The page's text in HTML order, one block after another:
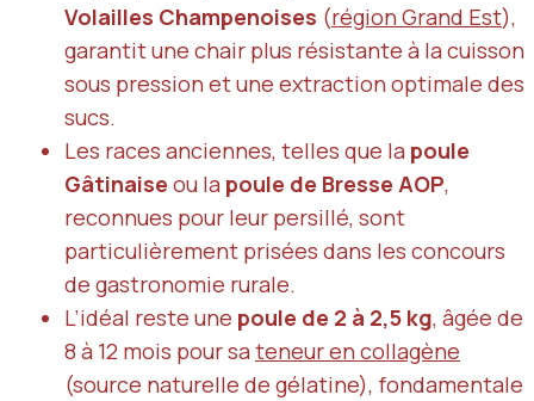
Volailles Champenoises (région Grand Est),
garantit une chair plus résistante à la cuisson
sous pression et une extraction optimale des
sucs.
Les races anciennes, telles que la poule
Gâtinaise ou la poule de Bresse AOP,
reconnues pour leur persillé, sont
particulièrement prisées dans les concours
de gastronomie rurale.
L’idéal reste une poule de 2 à 2,5 kg, âgée de
8 à 12 mois pour sa teneur en collagène
(source naturelle de gélatine), fondamentale